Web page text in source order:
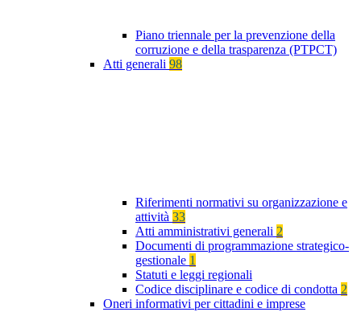
Piano triennale per la prevenzione della
corruzione e della trasparenza (PTPCT)
Atti generali 98
Riferimenti normativi su organizzazione e
attività 33
Atti amministrativi generali 2
Documenti di programmazione strategico-
gestionale 1
Statuti e leggi regionali
Codice disciplinare e codice di condotta 2
Oneri informativi per cittadini e imprese